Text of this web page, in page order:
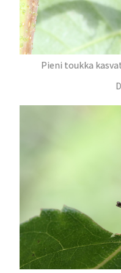
Pieni toukka